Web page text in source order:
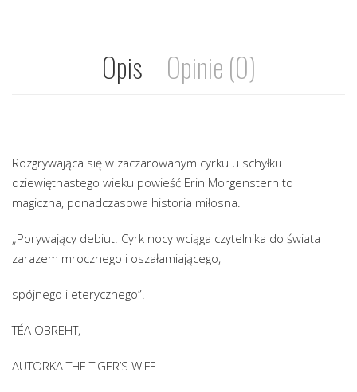
Opis Opinie (0)
Rozgrywająca się w zaczarowanym cyrku u schyłku
dziewiętnastego wieku powieść Erin Morgenstern to
magiczna, ponadczasowa historia miłosna.
„Porywający debiut. Cyrk nocy wciąga czytelnika do świata
zarazem mrocznego i oszałamiającego,
spójnego i eterycznego”.
TÉA OBREHT,
AUTORKA THE TIGER’S WIFE